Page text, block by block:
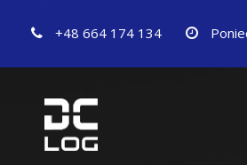
+48 664 174 134